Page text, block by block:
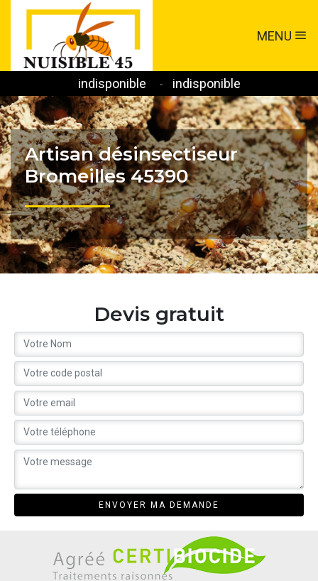
MENU
indisponible - indisponible
Artisan désinsectiseur
Bromeilles 45390
Devis gratuit